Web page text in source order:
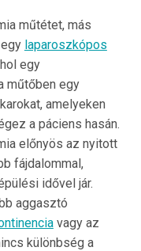
műtétet, más
laparoszkópos
egy
műtőben egy
amelyeken
a páciens hasán.
előnyös az nyitott
fájdalommal,
idővel jár.
aggasztó
vagy az
különbség a